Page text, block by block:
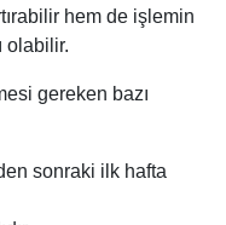
hem de işlemin
olabilir.
gereken bazı
sonraki ilk hafta